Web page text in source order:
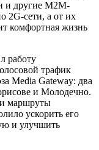
и другие М2М-
2G-сети, а от их
комфортная жизнь
работу
трафик
Media Gateway: два
и Молодечно.
маршруты
ускорить его
и улучшить